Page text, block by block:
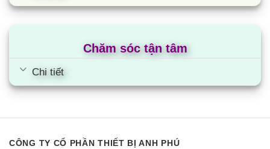
Chăm sóc tận tâm
Chi tiết
CÔNG TY CỔ PHẦN THIẾT BỊ ANH PHÚ